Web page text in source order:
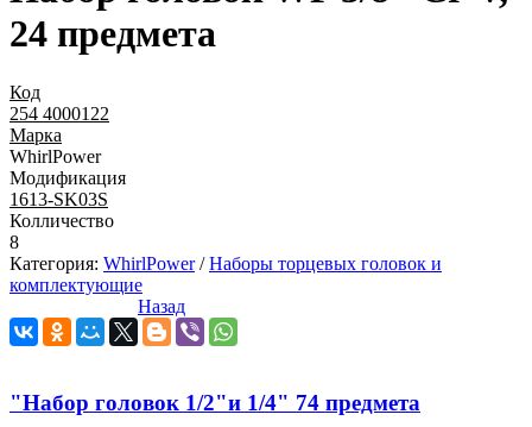
24 предметa
Код
254 4000122
Марка
WhirlPower
Модификация
1613-SK03S
Колличество
8
Категория: WhirlPower/Наборы торцевых головок и
комплектующие
Назад
"Набор головок 1/2"и 1/4" 74 предмета